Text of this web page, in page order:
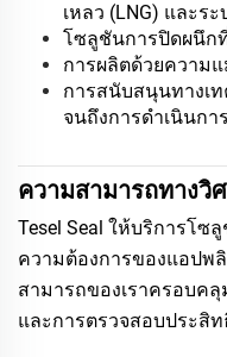
เหลว (LNG) และร
โซลูชันการปิดผนึก
การผลิตด้วยความ
การสนับสนุนทางเ
จนถึงการดำเนินกา
ความสามารถทางวิ
Tesel Seal ให้บริการโ
ความต้องการของแอปพ
สามารถของเราครอบค
และการตรวจสอบประสิ